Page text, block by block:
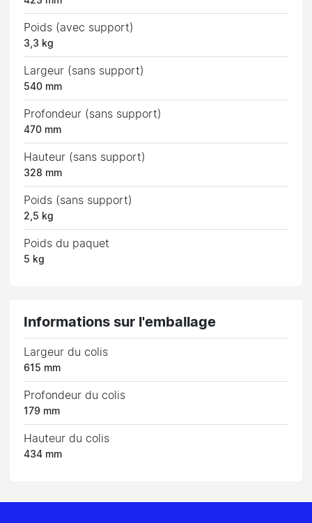
Poids (avec support)
3,3 kg
Largeur (sans support)
540 mm
Profondeur (sans support)
470 mm
Hauteur (sans support)
328 mm
Poids (sans support)
2,5 kg
Poids du paquet
5 kg
Informations sur l'emballage
Largeur du colis
615 mm
Profondeur du colis
179 mm
Hauteur du colis
434 mm